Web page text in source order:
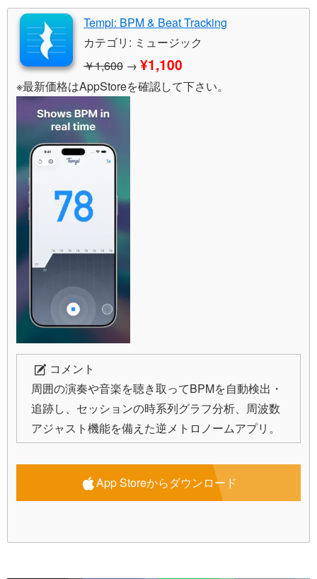
Tempi: BPM & Beat Tracking
カテゴリ: ミュージック
￥1,600 → ¥1,100
※最新価格はAppStoreを確認して下さい。
コメント
周囲の演奏や音楽を聴き取ってBPMを自動検出・
追跡し、セッションの時系列グラフ分析、周波数
アジャスト機能を備えた逆メトロノームアプリ。
App Storeからダウンロード